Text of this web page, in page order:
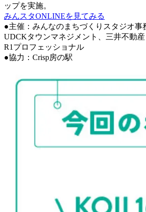
ップを実施。
みんスタONLINEを見てみる
●主催：みんなのまちづくりスタジオ事
UDCKタウンマネジメント、三井不動産
R1プロフェッショナル
●協力：Crisp房の駅